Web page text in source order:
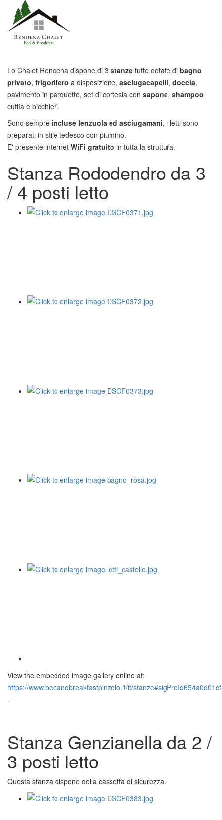
Lo Chalet Rendena dispone di 3 stanze tutte dotate di bagno
privato, frigorifero a disposizione, asciugacapelli, doccia,
pavimento in parquette, set di cortesia con sapone, shampoo
cuffia e bicchieri.
Sono sempre incluse lenzuola ed asciugamani, i letti sono
preparati in stile tedesco con piumino.
E' presente internet WiFi gratuito in tutta la struttura.
Stanza Rododendro da 3
/ 4 posti letto
View the embedded image gallery online at:
https://www.bedandbreakfastpinzolo.it/it/stanze#sigProId654a0d01cf
.
Stanza Genzianella da 2 /
3 posti letto
Questa stanza dispone della cassetta di sicurezza.